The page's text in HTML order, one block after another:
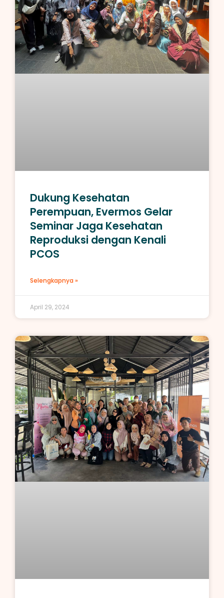
Dukung Kesehatan
Perempuan, Evermos Gelar
Seminar Jaga Kesehatan
Reproduksi dengan Kenali
PCOS
Selengkapnya »
April 29, 2024